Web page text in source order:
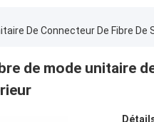
De Connecteur De Fibre De
de mode unitaire